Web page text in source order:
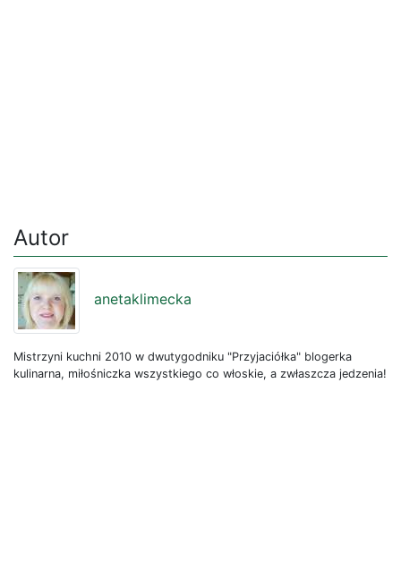
Autor
anetaklimecka
Mistrzyni kuchni 2010 w dwutygodniku "Przyjaciółka" blogerka
kulinarna, miłośniczka wszystkiego co włoskie, a zwłaszcza jedzenia!